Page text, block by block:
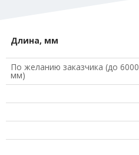
Длина, мм
По желанию заказчика (до 6000
мм)